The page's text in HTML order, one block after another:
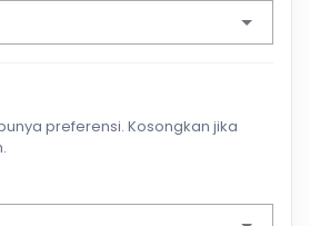
preferensi. Kosongkan jika